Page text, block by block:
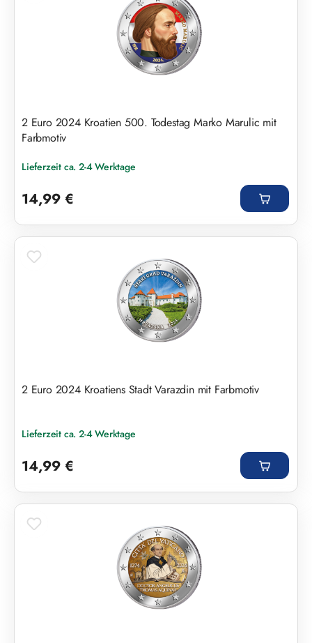
2 Euro 2024 Kroatien 500. Todestag Marko Marulic mit
Farbmotiv
Lieferzeit ca. 2-4 Werktage
14,99 €
2 Euro 2024 Kroatiens Stadt Varazdin mit Farbmotiv
Lieferzeit ca. 2-4 Werktage
14,99 €